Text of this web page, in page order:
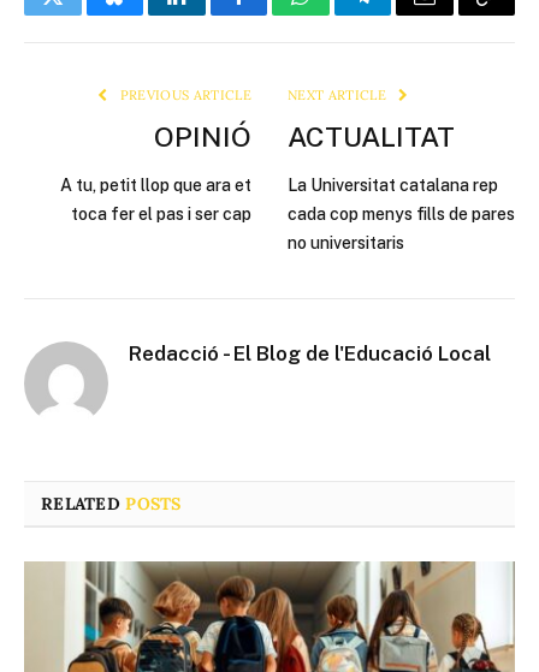
TwitterBlueskyLinkedInFacebookWhatsAppTelegramEmail Copy
PREVIOUS ARTICLE
OPINIÓ
A tu, petit llop que ara et
toca fer el pas i ser cap
NEXT ARTICLE
ACTUALITAT
La Universitat catalana rep
cada cop menys fills de pares
no universitaris
Redacció - El Blog de l'Educació Local
RELATEDPOSTS